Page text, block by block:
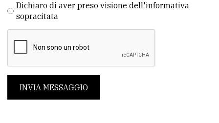
Dichiaro di aver preso visione dell'informativa
sopracitata
INVIA MESSAGGIO